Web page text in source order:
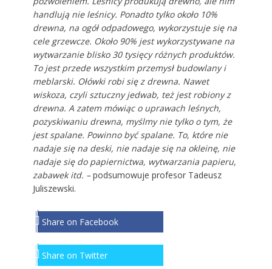
handlują nie leśnicy. Ponadto tylko około 10%
drewna, na ogół odpadowego, wykorzystuje się na
cele grzewcze. Około 90% jest wykorzystywane na
wytwarzanie blisko 30 tysięcy różnych produktów.
To jest przede wszystkim przemysł budowlany i
meblarski. Ołówki robi się z drewna. Nawet
wiskoza, czyli sztuczny jedwab, też jest robiony z
drewna. A zatem mówiąc o uprawach leśnych,
pozyskiwaniu drewna, myślmy nie tylko o tym, że
jest spalane. Powinno być spalane. To, które nie
nadaje się na deski, nie nadaje się na okleinę, nie
nadaje się do papiernictwa, wytwarzania papieru,
zabawek itd. –podsumowuje profesor Tadeusz
Juliszewski.
Share on Facebook
Share on Twitter